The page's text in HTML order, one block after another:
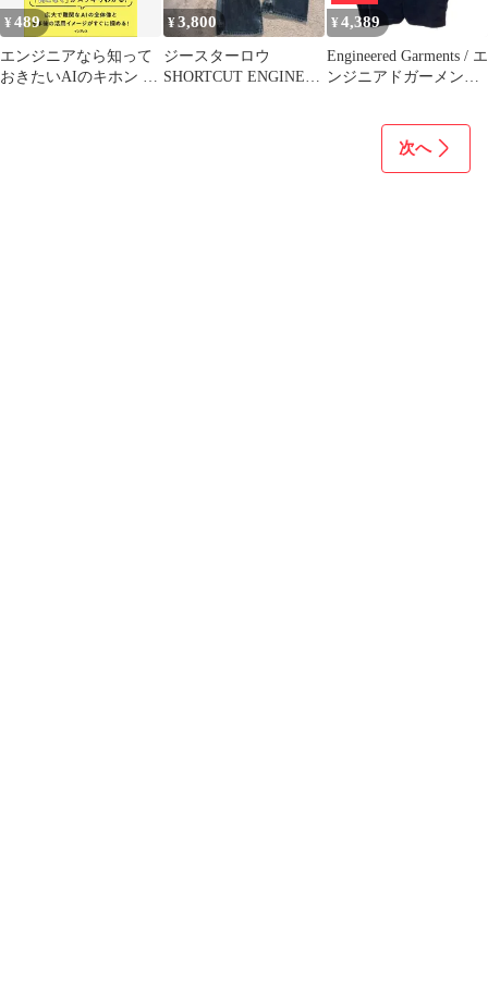
¥489
エンジニアなら知って
おきたいAIのキホン 機
¥3,800
ジースターロウ
SHORTCUT ENGINEER
¥ 4,389
Engineered Garments / エ
ンジニアドガーメンツ |
レディース次へ